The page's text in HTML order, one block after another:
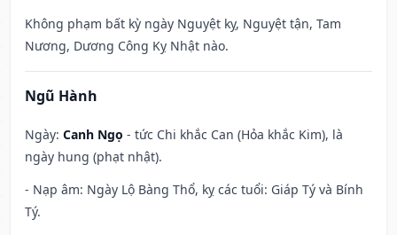
Không phạm bất kỳ ngày Nguyệt kỵ, Nguyệt tận, Tam
Nương, Dương Công Kỵ Nhật nào.
Ngũ Hành
Ngày: Canh Ngọ - tức Chi khắc Can (Hỏa khắc Kim), là
ngày hung (phạt nhật).
- Nạp âm: Ngày Lộ Bàng Thổ, kỵ các tuổi: Giáp Tý và Bính
Tý.